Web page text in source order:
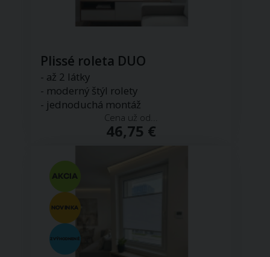
Plissé roleta DUO
- až 2 látky
- moderný štýl rolety
- jednoduchá montáž
Cena už od...
46,75 €